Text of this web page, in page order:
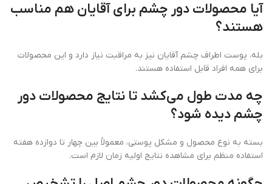
آیا محصولات دور چشم برای آقایان هم مناسب
هستند؟
بله، پوست اطراف چشم آقایان نیز به مراقبت نیاز دارد و این محصولات
برای همه افراد قابل استفاده هستند.
چه مدت طول می‌کشد تا نتایج محصولات دور
چشم دیده شود؟
بسته به نوع محصول و مشکل پوستی، معمولاً بین چهار تا دوازده هفته
استفاده منظم برای مشاهده نتایج اولیه زمان لازم است.